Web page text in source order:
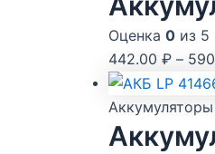
Оценка 0 из 5
442.00 ₽ –